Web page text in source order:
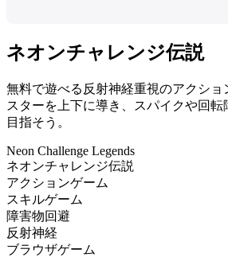
ネオンチャレンジ伝説
無料で遊べる反射神経重視のアクショ
スターを上下に導き、スパイクや回
目指そう。
Neon Challenge Legends
ネオンチャレンジ伝説
アクションゲーム
スキルゲーム
障害物回避
反射神経
ブラウザゲーム